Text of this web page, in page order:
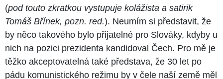
(pod touto zkratkou vystupuje kolážista a satirik
Tomáš Břínek, pozn. red.). Neumím si představit, že
by něco takového bylo přijatelné pro Slováky, kdyby u
nich na pozici prezidenta kandidoval Čech. Pro mě je
těžko akceptovatelná také představa, že 30 let po
pádu komunistického režimu by v čele naší země měl